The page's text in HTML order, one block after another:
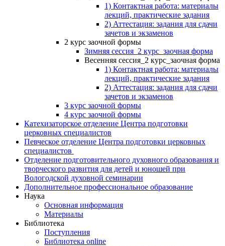
1) Контактная работа: материалы
лекций, практические задания
2) Аттестация: задания для сдачи
зачетов и экзаменов
2 курс заочной формы
Зимняя сессия_2 курс_заочная форма
Весенняя сессия_2 курс_заочная форма
1) Контактная работа: материалы
лекций, практические задания
2) Аттестация: задания для сдачи
зачетов и экзаменов
3 курс заочной формы
4 курс заочной формы
Катехизаторское отделение Центра подготовки
церковных специалистов
Певческое отделение Центра подготовки церковных
специалистов
Отделение подготовительного духовного образования и
творческого развития для детей и юношей при
Вологодской духовной семинарии
Дополнительное профессиональное образование
Наука
Основная информация
Материалы
Библиотека
Поступления
Библиотека online